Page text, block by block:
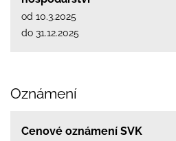
od 10.3.2025
do 31.12.2025
Oznámení
Cenové oznámení SVK